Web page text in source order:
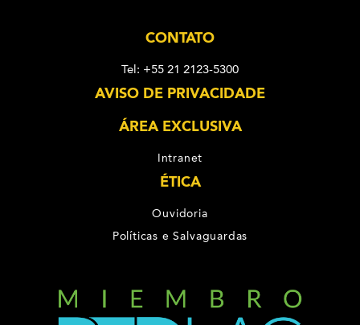
CONTATO
Tel: +55 21 2123-5300
AVISO DE PRIVACIDADE
ÁREA EXCLUSIVA
Intranet
ÉTICA
Ouvidoria
Políticas e Salvaguardas